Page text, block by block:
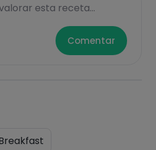
esta receta...
Comentar